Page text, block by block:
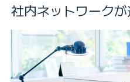
社内ネットワーク